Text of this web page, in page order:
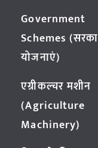
Government
Schemes
योजनाएं)
एग्रीकल्चर मशीन
(Agriculture
Machinery)